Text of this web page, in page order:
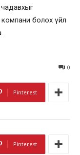
чадавхыг
болох үйл
0
Pinterest
Pinterest